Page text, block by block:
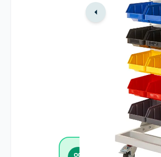
Zobacz inne w kategorii